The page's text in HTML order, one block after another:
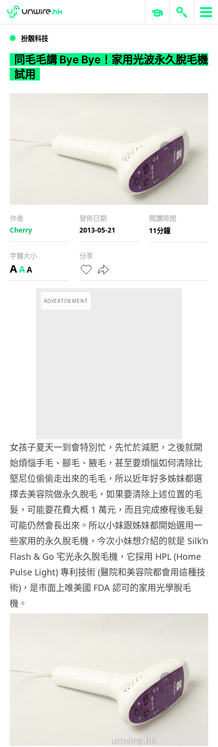
WWDC 2026 ERP 與商業 AI
扮靚科技
同毛毛講 Bye Bye！家用光波永久脫毛機
試用
作者
Cherry
發佈日期
2013-05-21
閱讀時間
11分鐘
字體大小
AAA
分享
ADVERTISEMENT
女孩子夏天一到會特別忙，先忙於減肥，之後就開
始煩惱手毛、腳毛、腋毛，甚至要煩惱如何清除比
堅尼位偷偷走出來的毛毛，所以近年好多姊妹都選
擇去美容院做永久脫毛，如果要清除上述位置的毛
髮，可能要花費大概 1 萬元，而且完成療程後毛髮
可能仍然會長出來。所以小妹跟姊妹都開始選用一
些家用的永久脫毛機，今次小妹想介紹的就是 Silk’n
Flash & Go 宅光永久脫毛機，它採用 HPL (Home
Pulse Light) 專利技術 (醫院和美容院都會用這種技
術)，是市面上唯美國 FDA 認可的家用光學脫毛
機。